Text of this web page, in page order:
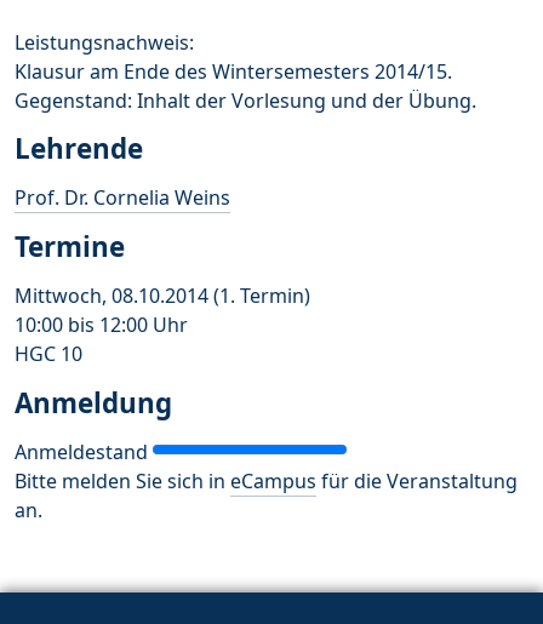
Leistungsnachweis:
Klausur am Ende des Wintersemesters 2014/15.
Gegenstand: Inhalt der Vorlesung und der Übung.
Lehrende
Prof. Dr. Cornelia Weins
Termine
Mittwoch, 08.10.2014 (1. Termin)
10:00 bis 12:00 Uhr
HGC 10
Anmeldung
Anmeldestand
Bitte melden Sie sich in eCampus für die Veranstaltung
an.